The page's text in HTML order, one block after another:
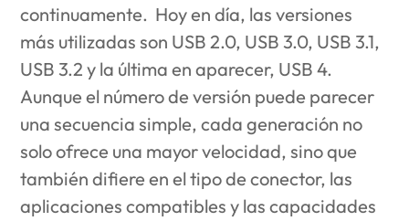
continuamente. Hoy en día, las versiones
más utilizadas son USB 2.0, USB 3.0, USB 3.1,
USB 3.2 y la última en aparecer, USB 4.
Aunque el número de versión puede parecer
una secuencia simple, cada generación no
solo ofrece una mayor velocidad, sino que
también difiere en el tipo de conector, las
aplicaciones compatibles y las capacidades